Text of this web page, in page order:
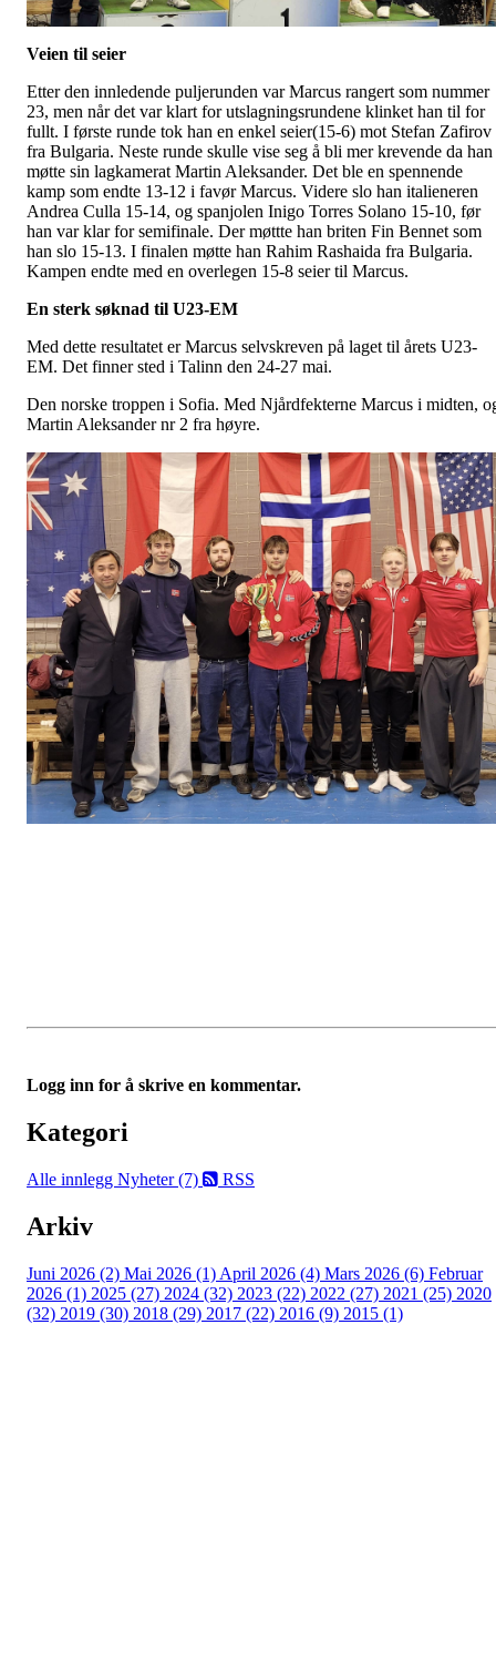
Veien til seier
Etter den innledende puljerunden var Marcus rangert som nummer
23, men når det var klart for utslagningsrundene klinket han til for
fullt. I første runde tok han en enkel seier(15-6) mot Stefan Zafirov
fra Bulgaria. Neste runde skulle vise seg å bli mer krevende da han
møtte sin lagkamerat Martin Aleksander. Det ble en spennende
kamp som endte 13-12 i favør Marcus. Videre slo han italieneren
Andrea Culla 15-14, og spanjolen Inigo Torres Solano 15-10, før
han var klar for semifinale. Der møttte han briten Fin Bennet som
han slo 15-13. I finalen møtte han Rahim Rashaida fra Bulgaria.
Kampen endte med en overlegen 15-8 seier til Marcus.
En sterk søknad til U23-EM
Med dette resultatet er Marcus selvskreven på laget til årets U23-
EM. Det finner sted i Talinn den 24-27 mai.
Den norske troppen i Sofia. Med Njårdfekterne Marcus i midten,
Martin Aleksander nr 2 fra høyre.
Logg inn for å skrive en kommentar.
Kategori
Alle innlegg Nyheter (7) RSS
Arkiv
Juni 2026 (2) Mai 2026 (1) April 2026 (4) Mars 2026 (6) Februar
2026 (1) 2025 (27) 2024 (32) 2023 (22) 2022 (27) 2021 (25) 2020
(32) 2019 (30) 2018 (29) 2017 (22) 2016 (9) 2015 (1)